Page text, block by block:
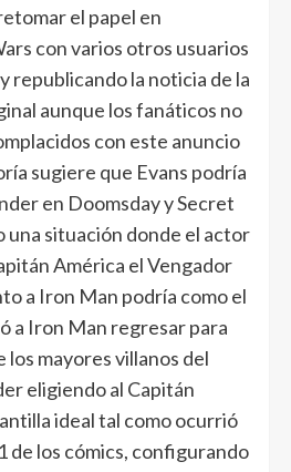
el papel en
con varios otros usuarios
republicando la noticia de la
aunque los fanáticos no
con este anuncio
sugiere que Evans podría
en Doomsday y Secret
una situación donde el actor
América el Vengador
a Iron Man podría como el
a Iron Man regresar para
mayores villanos del
eligiendo al Capitán
ideal tal como ocurrió
de los cómics, configurando